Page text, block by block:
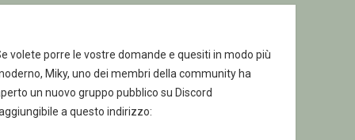
volete porre le vostre domande e quesiti in modo più
Miky, uno dei membri della community ha
un nuovo gruppo pubblico su Discord
a questo indirizzo: